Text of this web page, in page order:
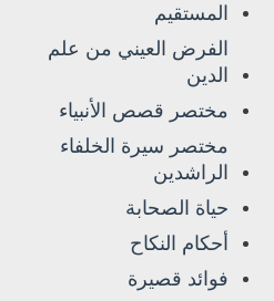
المستقيم
الفرض العيني من علم
الدين
مختصر قصص الأنبياء
مختصر سيرة الخلفاء
الراشدين
حياة الصحابة
أحكام النكاح
فوائد قصيرة